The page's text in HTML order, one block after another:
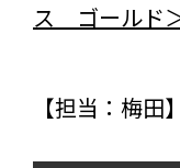
ス ゴールド
【担当：梅